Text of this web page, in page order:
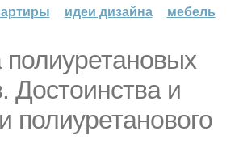
идеи дизайна мебель
полиуретановых
Достоинства и
полиуретанового